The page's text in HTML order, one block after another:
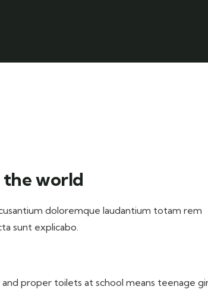
the world
doloremque laudantium totam rem
sunt explicabo.
proper toilets at school means teenage